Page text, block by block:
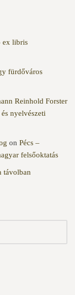
ex libris
fürdőváros
Reinhold Forster
nyelvészeti
on Pécs –
felsőoktatás
távolban